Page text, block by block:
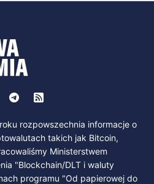
rozpowszechnia informacje o
takich jak Bitcoin,
Ministerstwem
"Blockchain/DLT i waluty
programu "Od papierowej do